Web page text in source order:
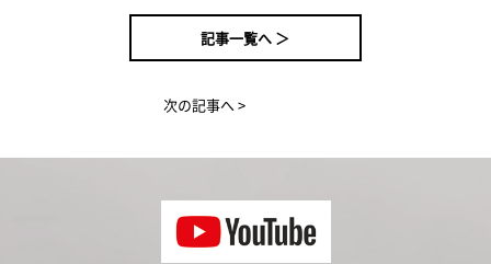
記事一覧へ ＞
次の記事へ >